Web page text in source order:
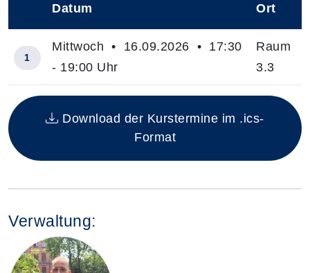
Insgesamt gibt es 1 Termine zum diesen Kurs
Datum Ort
1
Mittwoch • 16.09.2026 • 17:30
- 19:00 Uhr
Raum
3.3
Download der Kurstermine im .ics-
Format
Verwaltung: